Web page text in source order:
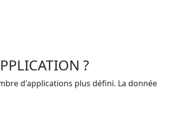
?
d'applications plus défini. La donnée